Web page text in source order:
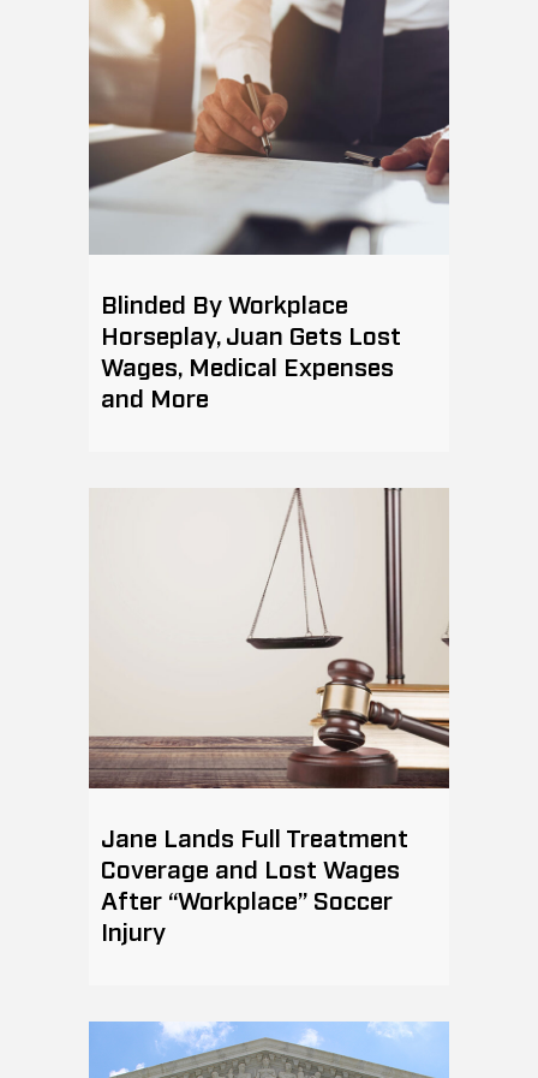
Blinded By Workplace
Horseplay, Juan Gets Lost
Wages, Medical Expenses
and More
Jane Lands Full Treatment
Coverage and Lost Wages
After “Workplace” Soccer
Injury